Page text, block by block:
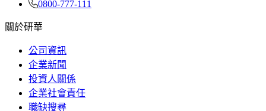
0800-777-111
關於研華
公司資訊
企業新聞
投資人關係
企業社會責任
職缺搜尋